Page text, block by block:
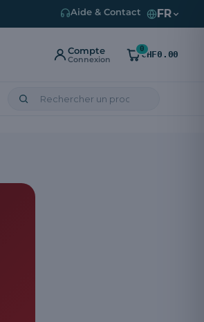
Aide & Contact FR
Compte
Connexion
0
CHF0.00